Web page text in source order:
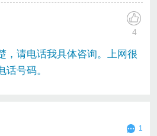
4
，请电话我具体咨询。上网很
号码。
1